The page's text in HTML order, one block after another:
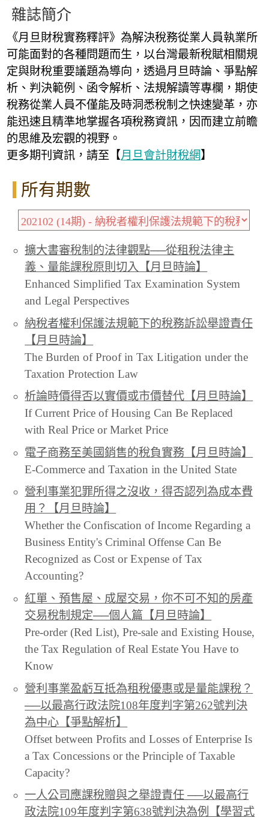
雜誌簡介
《月旦財稅實務釋評》為解決稅務從業人員執業所
可能面對的各種問題而生，以台灣最新稅賦相關規
定與財稅重要議題為導向，透過月旦時論、爭點解
析、判決範例、函令解析、法規解讀等專欄，期使
稅務從業人員不僅能及時洞悉稅制之快速變革，亦
能迅速且精準地掌握各項稅務資訊，因而建立前瞻
的思維及宏觀的視野。
更多期刊資訊，請至【月旦會計財稅網】
所有期數
擴大書審稅制的法律觀點──從租稅法律主
義、量能課稅原則切入【月旦時論】
Enhanced Simplified Tax Examination System
and Legal Perspectives
納稅者權利保護法規範下的稅務訴訟舉證責任
【月旦時論】
The Burden of Proof in Tax Litigation under the
Taxation Protection Law
析論時價得否以實價或市價替代【月旦時論】
If Current Price of Housing Can Be Replaced
with Real Price or Market Price
電子商務至美國銷售的稅負實務【月旦時論】
E-Commerce and Taxation in the United State
營利事業犯罪所得之沒收，得否認列為成本費
用？【月旦時論】
Whether the Confiscation of Income Regarding a
Business Entity's Criminal Offense Can Be
Recognized as Cost or Expense of Tax
Accounting?
紅單、預售屋、成屋交易，你不可不知的房產
交易稅制規定──個人篇【月旦時論】
Pre-order (Red List), Pre-sale and Existing House,
the Tax Regulation of Real Estate You Have to
Know
營利事業盈虧互抵為租稅優惠或是量能課稅？
──以最高行政法院108年度判字第262號判決
為中心【爭點解析】
Offset between Profits and Losses of Enterprise Is
a Tax Concessions or the Principle of Taxable
Capacity?
一人公司應課稅贈與之舉證責任 ──以最高行
政法院109年度判字第638號判決為例【學習式